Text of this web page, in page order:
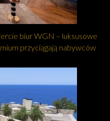
biur WGN – luksusowe
przyciągają nabywców